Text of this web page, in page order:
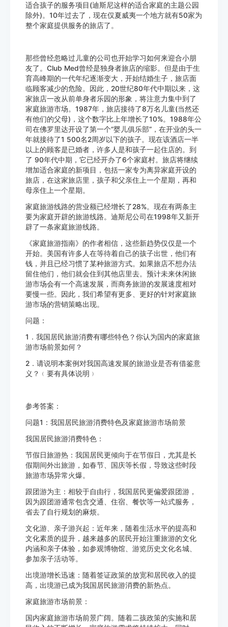
适合孩子的服务项目(迪斯尼这样的适合家庭的主题公园
除外)。10年过去了，现在仅夏威夷一个地方就有50家为
整个家庭提供服务的旅店了。
那些曾经忽略过儿童的公司也开始学习如何来迎合小朋
友了。Club Med曾经是独身者旅店的缩影。但是由于生
育高峰期的一代年纪逐渐变大，开始结婚生子，旅店面
临顾客减少的危险。因此，20世纪80年代中期以来，这
家旅店一改从前单身者乐园的形象，将注意力集中到了
家庭旅游市场。1987年，旅店接待了8万名儿童(当然还
有他们的父母)，这个数字比上年增长了10%。1988年公
司在佛罗里达开设了第一个“婴儿俱乐部”，在开业的头一
年就接待了1 500名2周岁以下的孩子。现在该酒店一半
以上的顾客是已婚者，许多人是和孩子一起住店的。到
了 90年代中期，它已经开办了6个家庭村。旅店将继续
增加适合家庭的新项目，包括一家专为离异家庭开设的
旅店，在这家旅店里，孩子和父亲住上一个星期，再和
母亲住上一个星期。
家庭旅游线路的营业额已经增长了28%。现在有两条主
要为家庭开辟的旅游线路。迪斯尼公司在1998年又新开
辟了一条家庭旅游线路。
《家庭旅游指南》的作者相信，这些新趋势仅仅是一个
开始。美国有许多人在等待着自己的孩子出世，他们有
钱，并且已经习惯了某种旅游方式。如果旅店不想办法
留住他们，他们就会住到其他店里去。预计未来休闲旅
游市场会有一个高速发展，而商务旅游的发展速度相对
要慢一些。因此，我们希望有更多、更好的针对家庭旅
游市场的营销策略出现。
问题：
1．我国居民旅游消费有哪些特色？你认为国内的家庭旅
游市场前景如何？
2．请说明本案例对我国高速发展的旅游业是否有借鉴意
义？﹙要有具体说明﹚
参考答案：
问题1：我国居民旅游消费特色及家庭旅游市场前景
我国居民旅游消费特色：
节假日旅游热：我国居民更倾向于在节假日，尤其是长
假期间外出旅游，如春节、国庆等长假，导致这些时段
旅游市场异常火爆。
跟团游为主：相较于自由行，我国居民更偏爱跟团游，
因为跟团游通常包含交通、住宿、餐饮等一站式服务，
省去了自行规划的麻烦。
文化游、亲子游兴起：近年来，随着生活水平的提高和
文化素质的提升，越来越多的居民开始注重旅游的文化
内涵和亲子体验，如参观博物馆、游览历史文化名城、
参加亲子活动等。
出境游增长迅速：随着签证政策的放宽和居民收入的提
高，出境游已成为我国居民旅游消费的新热点。
家庭旅游市场前景：
国内家庭旅游市场前景广阔。随着二孩政策的实施和居